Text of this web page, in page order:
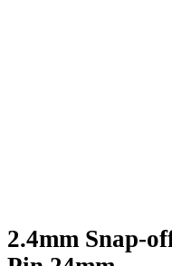
2.4mm Snap-